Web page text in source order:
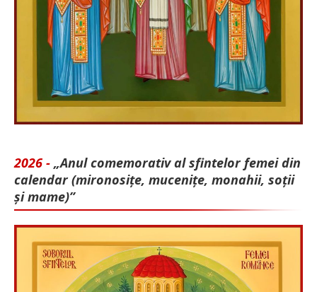
2026 - „Anul comemorativ al sfintelor femei din
calendar (mironosițe, mu­cenițe, monahii, soții
și mame)”